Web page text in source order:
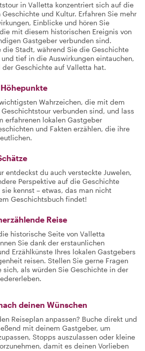
in Valletta konzentriert sich auf die
und Kultur. Erfahren Sie mehr
Einblicke und hören Sie
mit diesem historischen Ereignis von
Gastgeber verbunden sind.
die Stadt, während Sie die Geschichte
tief in die Auswirkungen eintauchen,
der Geschichte auf Valletta hat.
Wahrzeichen, die mit dem
verbunden sind, und lass
erfahrenen lokalen Gastgeber
und Fakten erzählen, die ihre
entdeckst du auch versteckte Juwelen,
Perspektive auf die Geschichte
kennst – etwas, das man nicht
Geschichtsbuch findet!
Reise
historische Seite von Valletta
Sie dank der erstaunlichen
Erzählkünste Ihres lokalen Gastgebers
reisen. Stellen Sie gerne Fragen
sich, als würden Sie Geschichte in der
deinen Wünschen
Reiseplan anpassen? Buche direkt und
mit deinem Gastgeber, um
Stopps auszulassen oder kleine
damit es deinen Vorlieben